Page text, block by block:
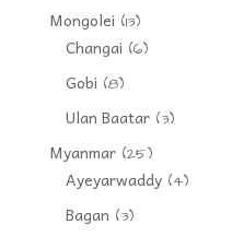
Mongolei (13)
Changai (6)
Gobi (8)
Ulan Baatar(3)
Myanmar(25)
Ayeyarwaddy(4)
Bagan (3)